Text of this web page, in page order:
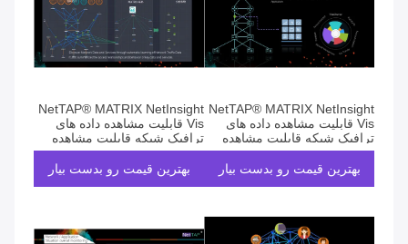
NetTAP® MATRIX NetInsight
Vis قابلیت مشاهده داده های
ترافیک شبکه قابلیت مشاهده
محتوای ترافیک داده
بهترین قیمت رو بدست بیار
NetTAP® MATRIX NetInsight
Vis قابلیت مشاهده داده های
ترافیک شبکه قابلیت مشاهده
خدمات داده
بهترین قیمت رو بدست بیار